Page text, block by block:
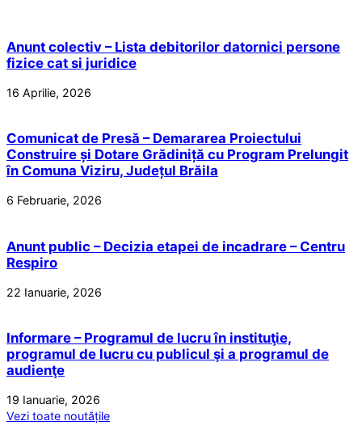
Anunt colectiv – Lista debitorilor datornici persone
fizice cat si juridice
16 Aprilie, 2026
Comunicat de Presă – Demararea Proiectului
Construire și Dotare Grădiniță cu Program Prelungit
în Comuna Viziru, Județul Brăila
6 Februarie, 2026
Anunt public – Decizia etapei de incadrare – Centru
Respiro
22 Ianuarie, 2026
Informare – Programul de lucru în instituţie,
programul de lucru cu publicul şi a programul de
audienţe
19 Ianuarie, 2026
Vezi toate noutățile